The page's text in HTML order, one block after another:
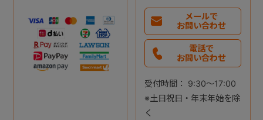
メールで
お問い合わせ
電話で
お問い合わせ
受付時間： 9:30～17:00
※土日祝日・年末年始を除
く